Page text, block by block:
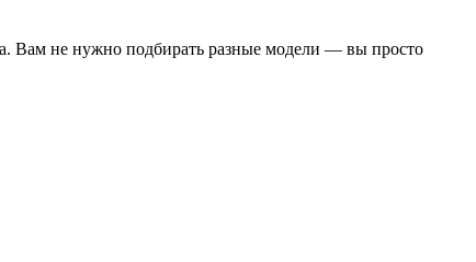
Вам не нужно подбирать разные модели — вы просто